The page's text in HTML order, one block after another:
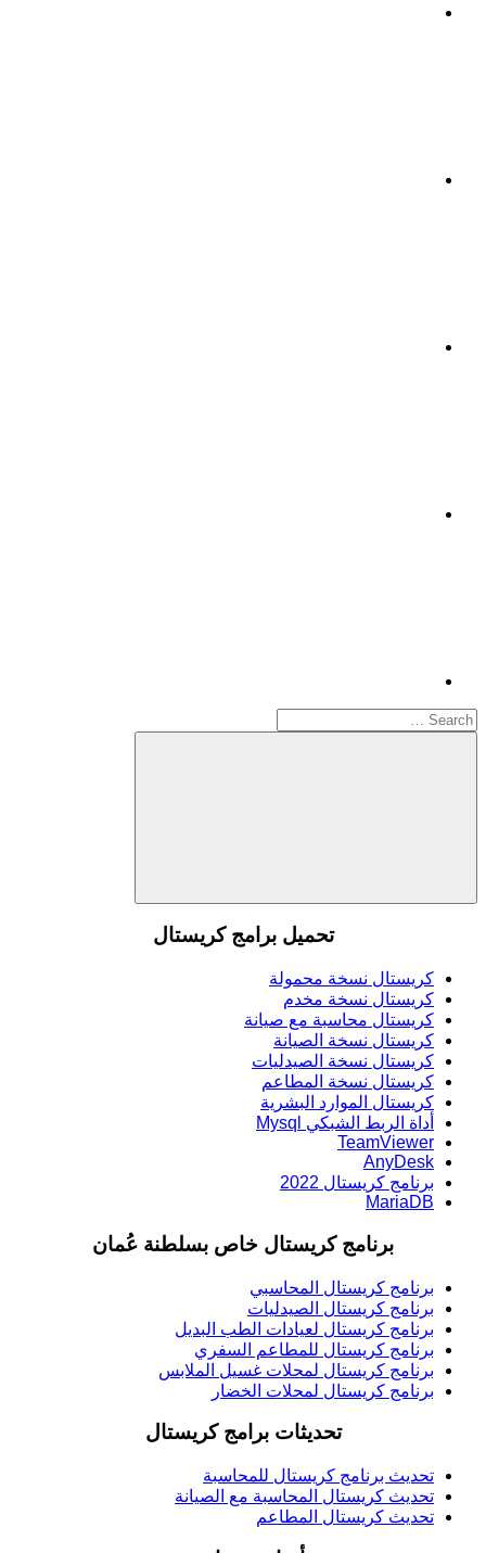
Search
for:
Search
تحميل برامج كريستال
كريستال نسخة محمولة
كريستال نسخة مخدم
كريستال محاسبة مع صيانة
كريستال نسخة الصيانة
كريستال نسخة الصيدليات
كريستال نسخة المطاعم
كريستال الموارد البشرية
أداة الربط الشبكي Mysql
TeamViewer
AnyDesk
برنامج كريستال 2022
MariaDB
برنامج كريستال خاص بسلطنة عُمان
برنامج كريستال المحاسبي
برنامج كريستال الصيدليات
برنامج كريستال لعيادات الطب البديل
برنامج كريستال للمطاعم السفري
برنامج كريستال لمحلات غسيل الملابس
برنامج كريستال لمحلات الخضار
تحديثات برامج كريستال
تحديث برنامج كريستال للمحاسبة
تحديث كريستال المحاسبة مع الصيانة
تحديث كريستال المطاعم